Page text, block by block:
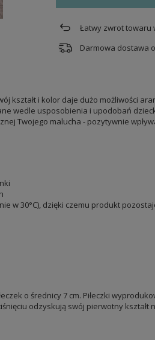
Łatwy zwrot towaru
Darmowa dostawa
kształt i kolor daje dużo możliwości
wedle usposobienia i upodobań
Twojego malucha - pozytywnie
w 30°C), dzięki czemu produkt
o średnicy 7 cm. Piłeczki
odzyskują swój pierwotny kształt